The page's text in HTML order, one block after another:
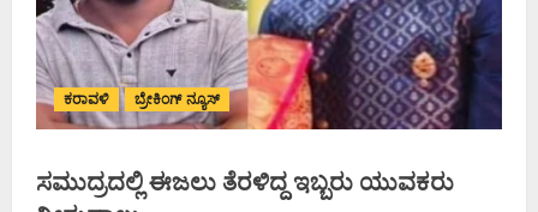
ಕರಾವಳಿ ಬ್ರೇಕಿಂಗ್ ನ್ಯೂಸ್
ಸಮುದ್ರದಲ್ಲಿ ಈಜಲು ತೆರಳಿದ್ದ ಇಬ್ಬರು ಯುವಕರು